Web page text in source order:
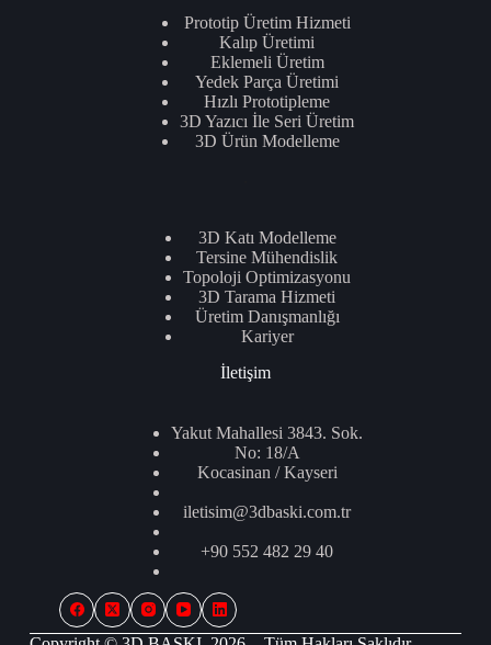
Prototip Üretim Hizmeti
Kalıp Üretimi
Eklemeli Üretim
Yedek Parça Üretimi
Hızlı Prototipleme
3D Yazıcı İle Seri Üretim
3D Ürün Modelleme
3D Katı Modelleme
Tersine Mühendislik
Topoloji Optimizasyonu
3D Tarama Hizmeti
Üretim Danışmanlığı
Kariyer
İletişim
Yakut Mahallesi 3843. Sok.
No: 18/A
Kocasinan / Kayseri
iletisim@3dbaski.com.tr
+90 552 482 29 40